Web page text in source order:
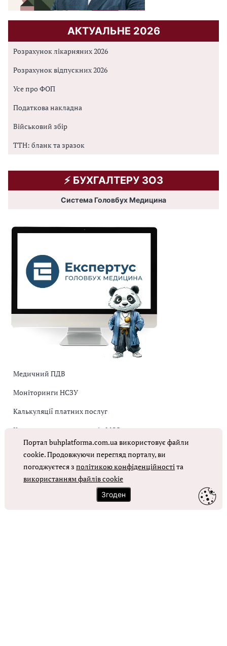
АКТУАЛЬНЕ 2026
Розрахунок лікарняних 2026
Розрахунок відпускних 2026
Усе про ФОП
Податкова накладна
Військовий збір
ТТН: бланк та зразок
⚡️ БУХГАЛТЕРУ ЗОЗ
Система Головбух Медицина
Медичний ПДВ
Моніторинги НСЗУ
Калькуляції платних послуг
Коригувальна накладна від МОЗ
Оплата праці в КНП
ОТРИМАТИ ДОСТУП
Портал buhplatforma.com.ua використовує файли
cookie. Продовжуючи перегляд порталу, ви
погоджуєтеся зполітикою конфіденційностіта
використанням файлів cookie
Згоден